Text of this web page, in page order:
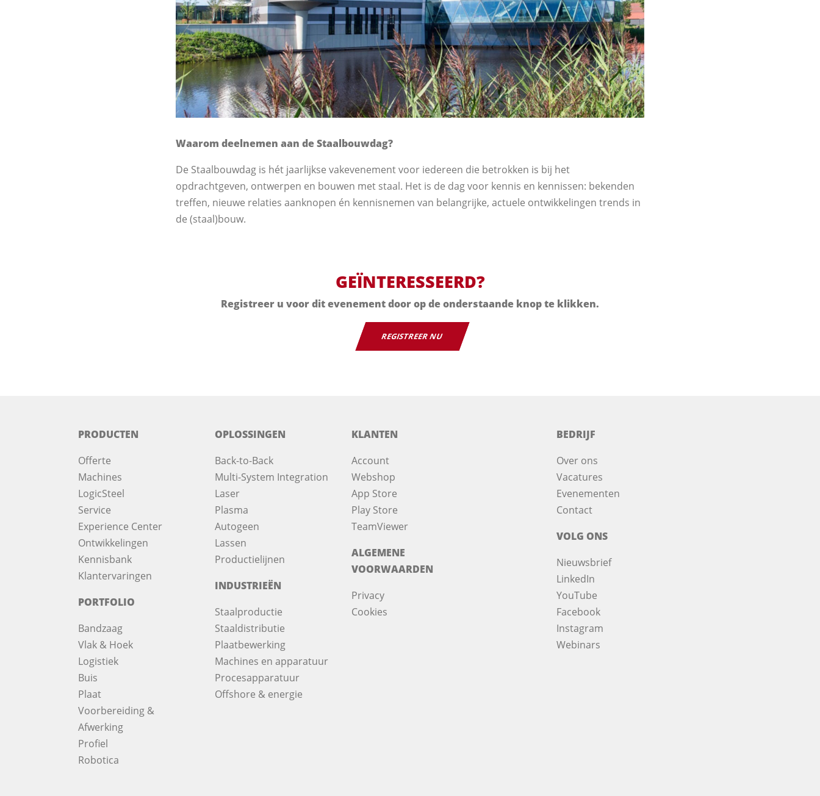
Waarom deelnemen aan de Staalbouwdag?
De Staalbouwdag is hét jaarlijkse vakevenement voor iedereen die betrokken is bij het
opdrachtgeven, ontwerpen en bouwen met staal. Het is de dag voor kennis en kennissen: bekenden
treffen, nieuwe relaties aanknopen én kennisnemen van belangrijke, actuele ontwikkelingen trends in
de (staal)bouw.
GEÏNTERESSEERD?
Registreer u voor dit evenement door op de onderstaande knop te klikken.
REGISTREER NU
PRODUCTEN
Offerte
Machines
LogicSteel
Service
Experience Center
Ontwikkelingen
Kennisbank
Klantervaringen
PORTFOLIO
Bandzaag
Vlak & Hoek
Logistiek
Buis
Plaat
Voorbereiding &
Afwerking
Profiel
Robotica
OPLOSSINGEN
Back-to-Back
Multi-System Integration
Laser
Plasma
Autogeen
Lassen
Productielijnen
INDUSTRIEËN
Staalproductie
Staaldistributie
Plaatbewerking
Machines en apparatuur
Procesapparatuur
Offshore & energie
KLANTEN
Account
Webshop
App Store
Play Store
TeamViewer
ALGEMENE
VOORWAARDEN
Privacy
Cookies
BEDRIJF
Over ons
Vacatures
Evenementen
Contact
VOLG ONS
Nieuwsbrief
LinkedIn
YouTube
Facebook
Instagram
Webinars